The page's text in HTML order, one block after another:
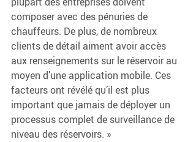
composer avec des pénuries de
chauffeurs. De plus, de nombreux
clients de détail aiment avoir accès
aux renseignements sur le réservoir au
moyen d’une application mobile. Ces
facteurs ont révélé qu’il est plus
important que jamais de déployer un
processus complet de surveillance de
niveau des réservoirs. »